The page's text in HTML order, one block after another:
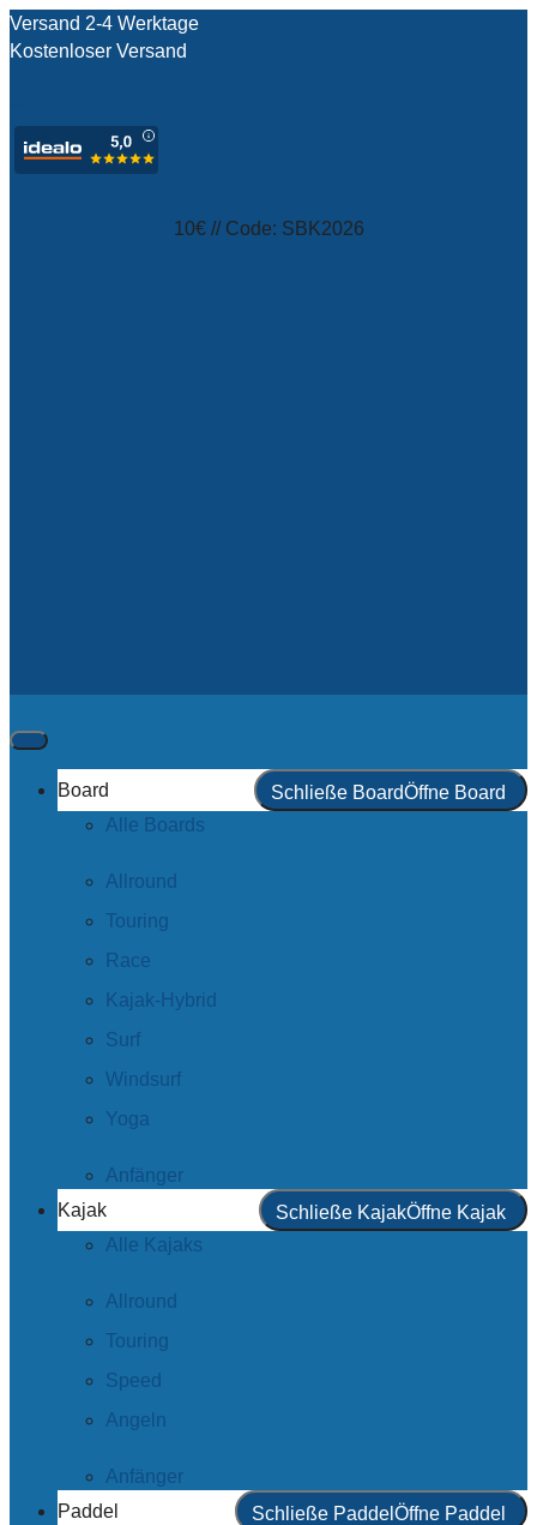
Versand 2-4 Werktage
Kostenloser Versand
10€ // Code: SBK2026
Board Schließe BoardÖffne Board
Alle Boards
Allround
Touring
Race
Kajak-Hybrid
Surf
Windsurf
Yoga
Anfänger
Kajak
Schließe KajakÖffne Kajak
Alle Kajaks
Allround
Touring
Speed
Angeln
Anfänger
Paddel
Schließe Paddel Öffne Paddel